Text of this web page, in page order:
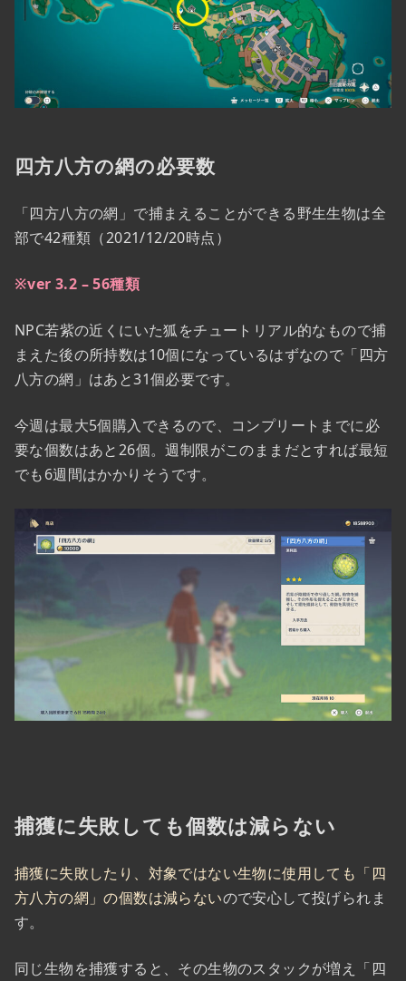
四方八方の網の必要数
「四方八方の網」で捕まえることができる野生生物は全
部で42種類（2021/12/20時点）
※ver 3.2 – 56種類
NPC若紫の近くにいた狐をチュートリアル的なもので捕
まえた後の所持数は10個になっているはずなので「四方
八方の網」はあと31個必要です。
今週は最大5個購入できるので、コンプリートまでに必
要な個数はあと26個。週制限がこのままだとすれば最短
でも6週間はかかりそうです。
捕獲に失敗しても個数は減らない
捕獲に失敗したり、対象ではない生物に使用しても「四
方八方の網」の個数は減らないので安心して投げられま
す。
同じ生物を捕獲すると、その生物のスタックが増え「四